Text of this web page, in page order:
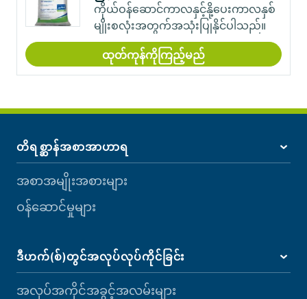
ကိုယ်ဝန်ဆောင်ကာလနှင့်နို့ပေးကာလနှစ်
မျိုးစလုံးအတွက်အသုံးပြုနိုင်ပါသည်။
ထုတ်ကုန်ကိုကြည့်မည်
တိရစ္ဆာန်အစာအာဟာရ
အစာအမျိုးအစားများ
ဝန်ဆောင်မှုများ
ဒီဟက်(စ်)တွင်အလုပ်လုပ်ကိုင်ခြင်း
အလုပ်အကိုင်အခွင့်အလမ်းများ